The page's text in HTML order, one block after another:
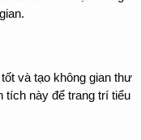
và tạo không gian thư
tích này để trang trí tiểu